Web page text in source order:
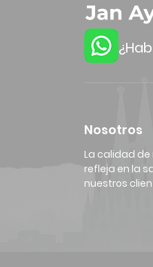
Nosotros
La calidad
refleja en la
nuestros